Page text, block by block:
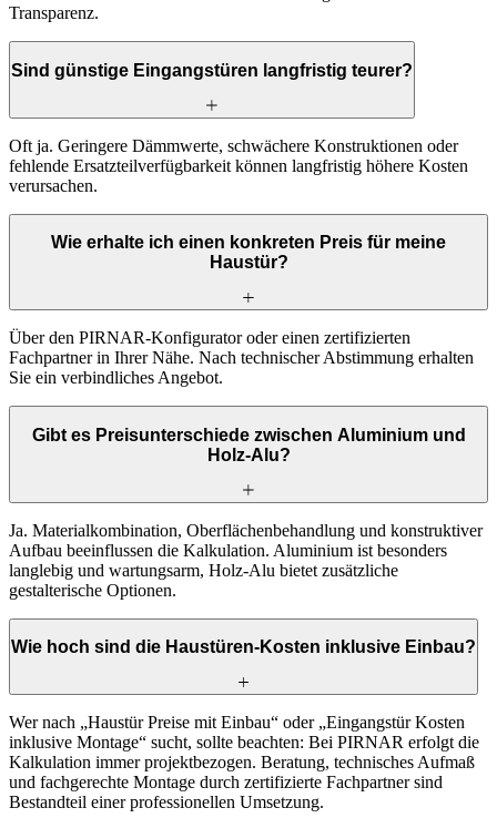
Transparenz.
Sind günstige Eingangstüren langfristig teurer?
Oft ja. Geringere Dämmwerte, schwächere Konstruktionen oder
fehlende Ersatzteilverfügbarkeit können langfristig höhere Kosten
verursachen.
Wie erhalte ich einen konkreten Preis für meine
Haustür?
Über den PIRNAR-Konfigurator oder einen zertifizierten
Fachpartner in Ihrer Nähe. Nach technischer Abstimmung erhalten
Sie ein verbindliches Angebot.
Gibt es Preisunterschiede zwischen Aluminium und
Holz-Alu?
Ja. Materialkombination, Oberflächenbehandlung und konstruktiver
Aufbau beeinflussen die Kalkulation. Aluminium ist besonders
langlebig und wartungsarm, Holz-Alu bietet zusätzliche
gestalterische Optionen.
Wie hoch sind die Haustüren-Kosten inklusive Einbau?
Wer nach „Haustür Preise mit Einbau“ oder „Eingangstür Kosten
inklusive Montage“ sucht, sollte beachten: Bei PIRNAR erfolgt die
Kalkulation immer projektbezogen. Beratung, technisches Aufmaß
und fachgerechte Montage durch zertifizierte Fachpartner sind
Bestandteil einer professionellen Umsetzung.